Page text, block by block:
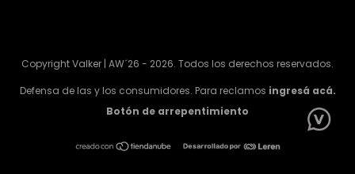
Copyright Valker | AW´26 - 2026. Todos los derechos reservados.
Defensa de las y los consumidores. Para reclamos ingresá acá.
Botón de arrepentimiento